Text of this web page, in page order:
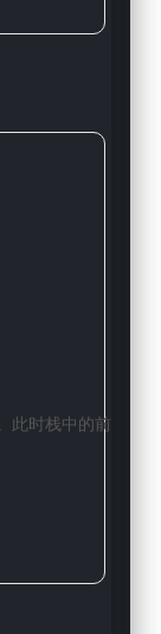
。此时栈中的前括号